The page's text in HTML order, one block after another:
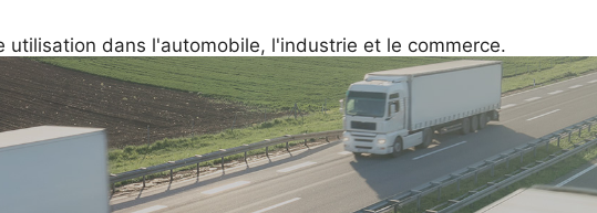
dans l'automobile, l'industrie et le commerce.